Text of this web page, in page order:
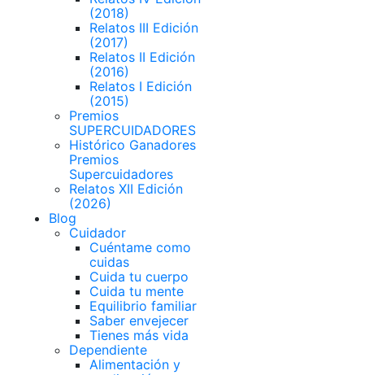
(2018)
Relatos III Edición
(2017)
Relatos II Edición
(2016)
Relatos I Edición
(2015)
Premios
SUPERCUIDADORES
Histórico Ganadores
Premios
Supercuidadores
Relatos XII Edición
(2026)
Blog
Cuidador
Cuéntame como
cuidas
Cuida tu cuerpo
Cuida tu mente
Equilibrio familiar
Saber envejecer
Tienes más vida
Dependiente
Alimentación y